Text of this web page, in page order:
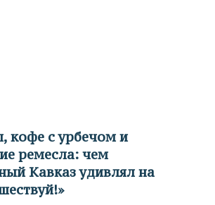
ремесла: чем
Кавказ удивлял на